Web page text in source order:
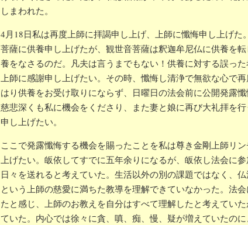
しまわれた。
4月18日私は再度上師に拝謁申し上げ、上師に懺悔申し上げ
菩薩に供養申し上げたが、観世音菩薩は釈迦牟尼仏に供養を
養をなさるのだ。凡夫は言うまでもない！供養に対する誤っ
上師に感謝申し上げたい。その時、懺悔し清浄で無欲な心で
はり供養をお受け取りにならず、日曜日の法会前に公開発露
慈悲深くも私に機会をくださり、また妻と娘に再び大礼拝を
申し上げたい。
ここで発露懺悔する機会を賜ったことを私は尊き金剛上師リ
上げたい。皈依してすでに五年余りになるが、皈依し法会に
日々を送れると考えていた。生活以外の別の課題ではなく、
という上師の慈愛に満ちた教導を理解できていなかった。法
たと感じ、上師のお教えを自分はすべて理解したと考えてい
ていた。内心では徐々に貪、嗔、痴、慢、疑が増えていたの